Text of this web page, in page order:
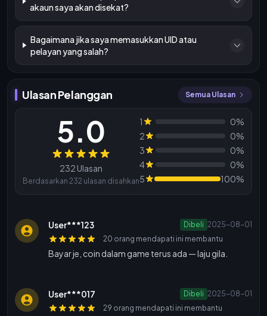
akaun saya akan disekat?
Bagaimana jika saya memasukkan UID atau
pelayan yang salah?
Ulasan Pelanggan Semua Ulasan
5.0
232 Ulasan
Berdasarkan 232 ulasan disahkan
1
0%
2
0%
3
0%
4
0%
5
100%
User***123 Dibeli 2025-08-01
20 orang mendapati ini membantu
Bayar je, coin dalam game terus ada — laju gila.
User***017 Dibeli 2025-08-01
29 orang mendapati ini membantu